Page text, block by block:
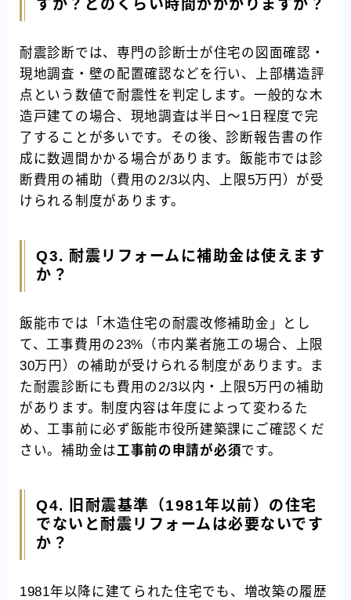
すか？どのくらい時間がかかりますか？
耐震診断では、専門の診断士が住宅の図面確認・
現地調査・壁の配置確認などを行い、上部構造評
点という数値で耐震性を判定します。一般的な木
造戸建ての場合、現地調査は半日〜1日程度で完
了することが多いです。その後、診断報告書の作
成に数週間かかる場合があります。飯能市では診
断費用の補助（費用の2/3以内、上限5万円）が受
けられる制度があります。
Q3. 耐震リフォームに補助金は使えます
か？
飯能市では「木造住宅の耐震改修補助金」とし
て、工事費用の23%（市内業者施工の場合、上限
30万円）の補助が受けられる制度があります。ま
た耐震診断にも費用の2/3以内・上限5万円の補助
があります。制度内容は年度によって変わるた
め、工事前に必ず飯能市役所建築課にご確認くだ
さい。補助金は工事前の申請が必須です。
Q4. 旧耐震基準（1981年以前）の住宅
でないと耐震リフォームは必要ないです
か？
1981年以降に建てられた住宅でも、増改築の履歴